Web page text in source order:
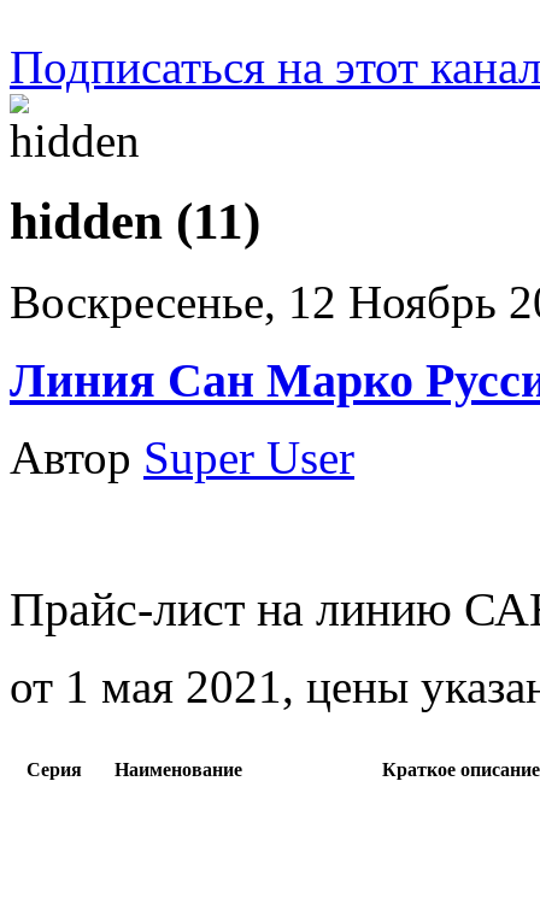
Подписаться на этот
hidden (11)
Воскресенье, 12 Ноябрь
Линия Сан Марко
Автор Super User
Прайс-лист на линию
от 1 мая 2021, цены
Серия Наименование Краткое описание